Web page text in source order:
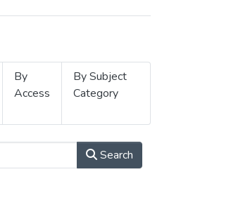
By
Access
By Subject
Category
Search